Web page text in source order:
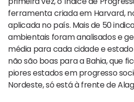
ferramenta criada em Harvard,
aplicada no país. Mais de 50
ambientais foram analisados e
média para cada cidade e
não são boas para a Bahia, que
piores estados em progresso
Nordeste, só está à frente de